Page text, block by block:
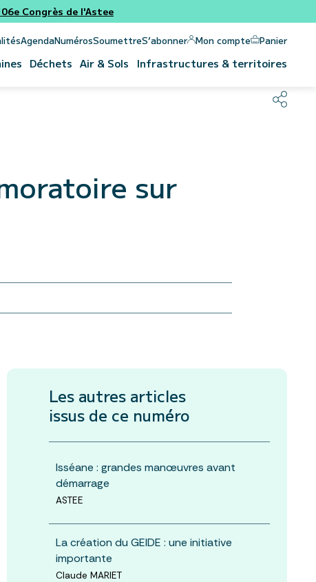
Congrès de l'Astee
AgendaNumérosSoumettreS’abonner Mon compte Panier
Déchets Air & Sols Infrastructures & territoires
sur
Les autres articles
issus de ce numéro
Isséane : grandes manœuvres avant
démarrage
ASTEE
La création du GEIDE : une initiative
importante
Claude MARIET